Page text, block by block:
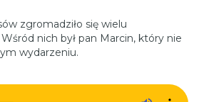
zgromadziło się wielu
nich był pan Marcin, który nie
wydarzeniu.